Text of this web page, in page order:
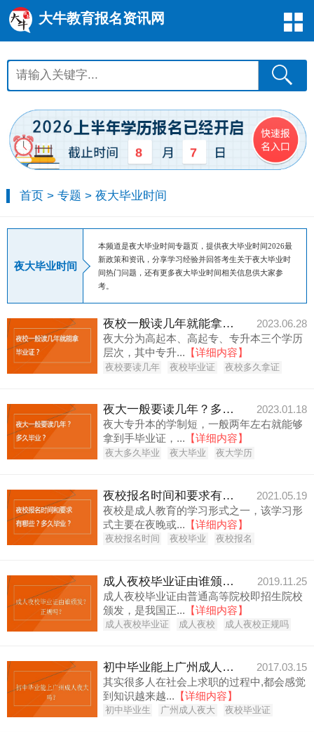
大牛教育报名资讯网
8 7
首页 >专题 >夜大毕业时间
夜大毕业时间
本频道是夜大毕业时间专题页，提供夜大毕业时间2026最
新政策和资讯，分享学习经验并回答考生关于夜大毕业时
间热门问题，还有更多夜大毕业时间相关信息供大家参
考。
夜校一般读几年就能拿毕业证？
2023.06.28
夜大分为高起本、高起专、专升本三个学历
层次，其中专升... 【详细内容】
夜校要读几年 夜校毕业证 夜校多久拿证
夜大一般要读几年？多久毕业？
2023.01.18
夜大专升本的学制短，一般两年左右就能够
拿到手毕业证，... 【详细内容】
夜大多久毕业 夜大毕业 夜大学历
夜校报名时间和要求有哪些？多久毕业？
2021.05.19
夜校是成人教育的学习形式之一，该学习形
式主要在夜晚或... 【详细内容】
夜校报名时间 夜校毕业 夜校报名
成人夜校毕业证由谁颁发？正规吗？
2019.11.25
成人夜校毕业证由普通高等院校即招生院校
颁发，是我国正... 【详细内容】
成人夜校毕业证 成人夜校 成人夜校正规吗
初中毕业能上广州成人夜大吗？
2017.03.15
其实很多人在社会上求职的过程中,都会感觉
到知识越来越... 【详细内容】
初中毕业生 广州成人夜大 夜校毕业证